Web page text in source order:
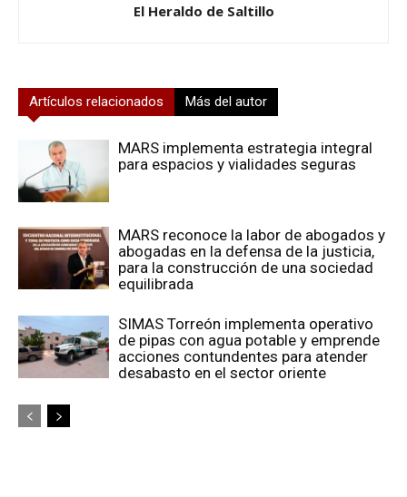
El Heraldo de Saltillo
Artículos relacionados Más del autor
MARS implementa estrategia integral
para espacios y vialidades seguras
MARS reconoce la labor de abogados y
abogadas en la defensa de la justicia,
para la construcción de una sociedad
equilibrada
SIMAS Torreón implementa operativo
de pipas con agua potable y emprende
acciones contundentes para atender
desabasto en el sector oriente